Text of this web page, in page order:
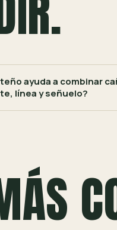
ayuda a combinar
línea y señuelo?